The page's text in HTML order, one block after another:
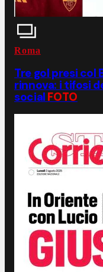
Roma
Tre gol presi col
rinnova: i tifosi
social FOTO